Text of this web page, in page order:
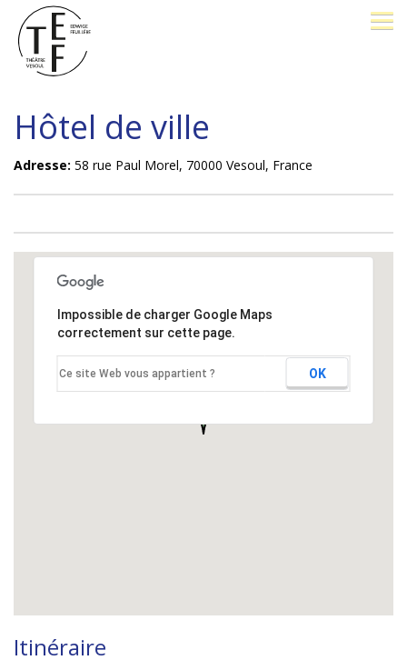
26-27
FESTIVAL J. BREL
PÔLE D'EXCELLENCE
AVEC VOUS
INFOS
Hôtel de ville
Adresse: 58 rue Paul Morel, 70000 Vesoul, France
Impossible de charger Google Maps
correctement sur cette page.
Ce site Web vous appartient ? OK
Itinéraire